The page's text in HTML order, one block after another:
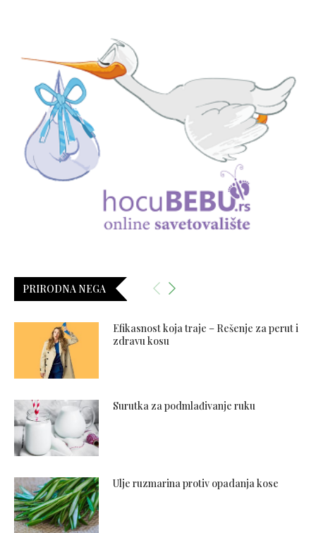
PRIRODNA NEGA
Efikasnost koja traje – Rešenje za perut i
zdravu kosu
Surutka za podmlađivanje ruku
Ulje ruzmarina protiv opadanja kose